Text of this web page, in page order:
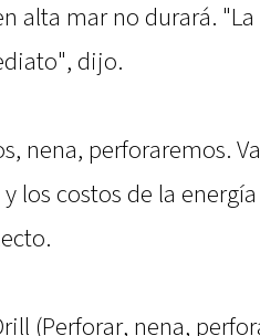
alta mar no durará.
dijo.
nena, perforaremos.
los costos de la
(Perforar, nena,